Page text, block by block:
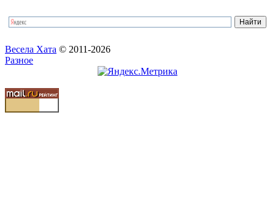
Весела Хата © 2011-2026
Разное